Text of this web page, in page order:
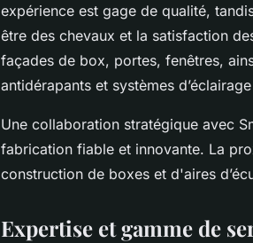
expérience est gage de qualité,
être des chevaux et la satisfaction
façades de box, portes, fenêtres,
antidérapants et systèmes
Une collaboration stratégique avec
fabrication fiable et innovante. La
construction de boxes et d'aires
Expertise et gamme de